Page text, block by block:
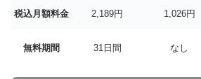
税込月額料金 2,189円 1,026円
無料期間 31日間 なし